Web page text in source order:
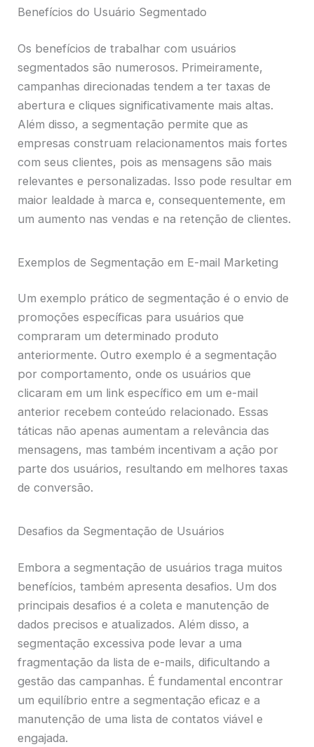
Benefícios do Usuário Segmentado
Os benefícios de trabalhar com usuários
segmentados são numerosos. Primeiramente,
campanhas direcionadas tendem a ter taxas de
abertura e cliques significativamente mais altas.
Além disso, a segmentação permite que as
empresas construam relacionamentos mais fortes
com seus clientes, pois as mensagens são mais
relevantes e personalizadas. Isso pode resultar em
maior lealdade à marca e, consequentemente, em
um aumento nas vendas e na retenção de clientes.
Exemplos de Segmentação em E-mail Marketing
Um exemplo prático de segmentação é o envio de
promoções específicas para usuários que
compraram um determinado produto
anteriormente. Outro exemplo é a segmentação
por comportamento, onde os usuários que
clicaram em um link específico em um e-mail
anterior recebem conteúdo relacionado. Essas
táticas não apenas aumentam a relevância das
mensagens, mas também incentivam a ação por
parte dos usuários, resultando em melhores taxas
de conversão.
Desafios da Segmentação de Usuários
Embora a segmentação de usuários traga muitos
benefícios, também apresenta desafios. Um dos
principais desafios é a coleta e manutenção de
dados precisos e atualizados. Além disso, a
segmentação excessiva pode levar a uma
fragmentação da lista de e-mails, dificultando a
gestão das campanhas. É fundamental encontrar
um equilíbrio entre a segmentação eficaz e a
manutenção de uma lista de contatos viável e
engajada.